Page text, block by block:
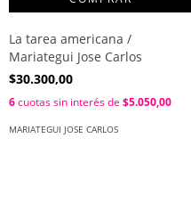
La tarea americana /
Mariategui Jose Carlos
$30.300,00
6cuotas sin interés de $5.050,00
MARIATEGUI JOSE CARLOS